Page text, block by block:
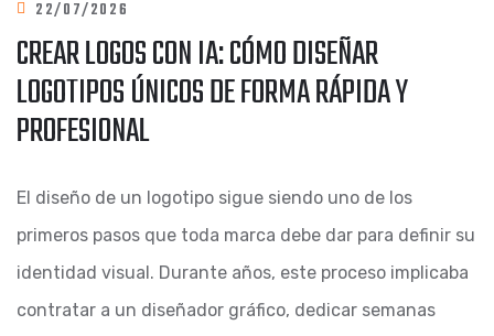
22/07/2026
CREAR LOGOS CON IA: CÓMO DISEÑAR
LOGOTIPOS ÚNICOS DE FORMA RÁPIDA Y
PROFESIONAL
El diseño de un logotipo sigue siendo uno de los
primeros pasos que toda marca debe dar para definir su
identidad visual. Durante años, este proceso implicaba
contratar a un diseñador gráfico, dedicar semanas